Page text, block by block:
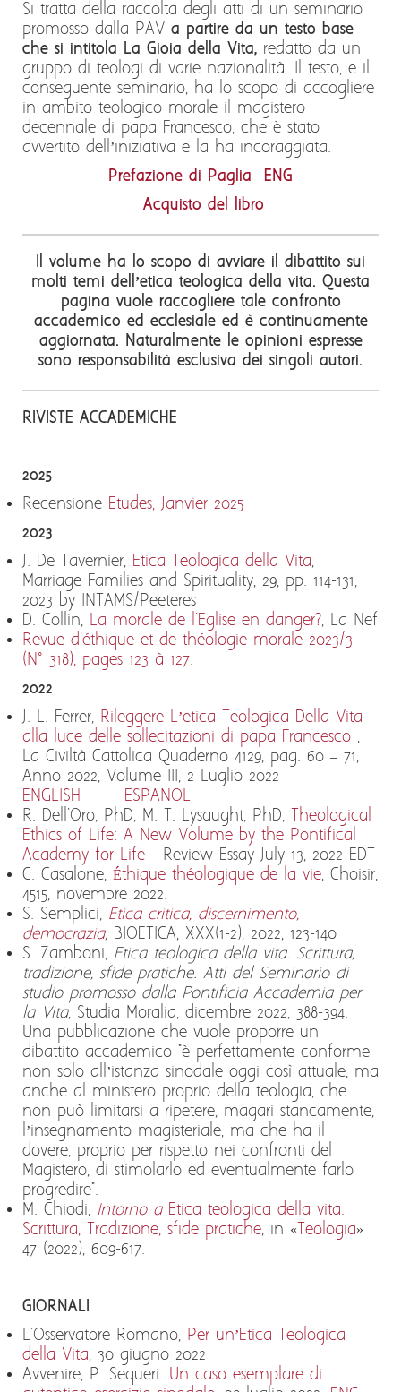
Si tratta della raccolta degli atti di un seminario
promosso dalla PAV a partire da un testo base
che si intitola La Gioia della Vita, redatto da un
gruppo di teologi di varie nazionalità. Il testo, e il
conseguente seminario, ha lo scopo di accogliere
in ambito teologico morale il magistero
decennale di papa Francesco, che è stato
avvertito dell’iniziativa e la ha incoraggiata.
Prefazione di Paglia
ENG
Acquisto del libro
Il volume ha lo scopo di avviare il dibattito sui
molti temi dell’etica teologica della vita. Questa
pagina vuole raccogliere tale confronto
accademico ed ecclesiale ed è continuamente
aggiornata. Naturalmente le opinioni espresse
sono responsabilità esclusiva dei singoli autori.
RIVISTE ACCADEMICHE
2025
Recensione Etudes, Janvier 2025
2023
J. De Tavernier, Etica Teologica della Vita,
Marriage Families and Spirituality, 29, pp. 114-131,
2023 by INTAMS/Peeteres
D. Collin, La morale de l'Eglise en danger?, La Nef
Revue d'éthique et de théologie morale 2023/3
(N° 318), pages 123 à 127.
2022
J. L. Ferrer, Rileggere L’etica Teologica Della Vita
alla luce delle sollecitazioni di papa Francesco ,
La Civiltà Cattolica Quaderno 4129, pag. 60 – 71,
Anno 2022, Volume III, 2 Luglio 2022
ENGLISH
ESPANOL
R. Dell'Oro, PhD, M. T. Lysaught, PhD, Theological
Ethics of Life: A New Volume by the Pontifical
Academy for Life - Review Essay July 13, 2022 EDT
C. Casalone, Éthique théologique de la vie, Choisir,
4515, novembre 2022.
S. Semplici, Etica critica, discernimento,
democrazia, BIOETICA, XXX(1-2), 2022, 123-140
S. Zamboni, Etica teologica della vita. Scrittura,
tradizione, sfide pratiche. Atti del Seminario di
studio promosso dalla Pontificia Accademia per
la Vita, Studia Moralia, dicembre 2022, 388-394.
Una pubblicazione che vuole proporre un
dibattito accademico "è perfettamente conforme
non solo all’istanza sinodale oggi così attuale, ma
anche al ministero proprio della teologia, che
non può limitarsi a ripetere, magari stancamente,
l’insegnamento magisteriale, ma che ha il
dovere, proprio per rispetto nei confronti del
Magistero, di stimolarlo ed eventualmente farlo
progredire".
M. Chiodi, Intorno a Etica teologica della vita.
Scrittura, Tradizione, sfide pratiche, in « Teologia»
47 (2022), 609-617.
GIORNALI
L'Osservatore Romano, Per un’Etica Teologica
della Vita, 30 giugno 2022
Avvenire, P. Sequeri: Un caso esemplare di